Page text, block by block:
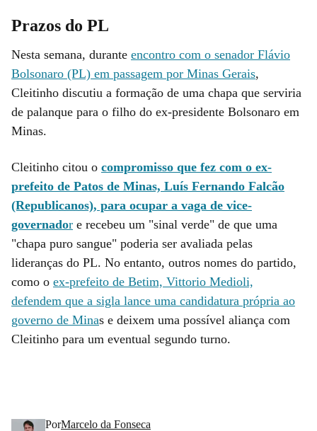
Prazos do PL
Nesta semana, durante encontro com o senador Flávio
Bolsonaro (PL) em passagem por Minas Gerais,
Cleitinho discutiu a formação de uma chapa que serviria
de palanque para o filho do ex-presidente Bolsonaro em
Minas.
Cleitinho citou o compromisso que fez com o ex-
prefeito de Patos de Minas, Luís Fernando Falcão
(Republicanos), para ocupar a vaga de vice-
governador e recebeu um "sinal verde" de que uma
"chapa puro sangue" poderia ser avaliada pelas
lideranças do PL. No entanto, outros nomes do partido,
como o ex-prefeito de Betim, Vittorio Medioli,
defendem que a sigla lance uma candidatura própria ao
governo de Minas e deixem uma possível aliança com
Cleitinho para um eventual segundo turno.
PorMarcelo da Fonseca